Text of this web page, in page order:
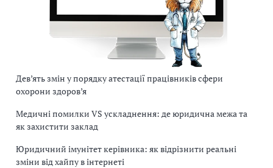
Дев’ять змін у порядку атестації працівників сфери
охорони здоров’я
Медичні помилки VS ускладнення: де юридична межа та
як захистити заклад
Юридичний імунітет керівника: як відрізнити реальні
зміни від хайпу в інтернеті